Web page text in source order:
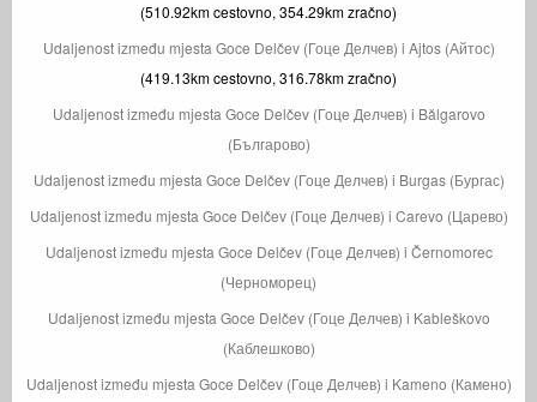
(510.92km cestovno, 354.29km zračno)
Udaljenost između mjesta Goce Delčev (Гоце Делчев) i Ajtos (Айтос)
(419.13km cestovno, 316.78km zračno)
Udaljenost između mjesta Goce Delčev (Гоце Делчев) i Bălgarovo
(Българово)
Udaljenost između mjesta Goce Delčev (Гоце Делчев) i Burgas (Бургас)
Udaljenost između mjesta Goce Delčev (Гоце Делчев) i Carevo (Царево)
Udaljenost između mjesta Goce Delčev (Гоце Делчев) i Černomorec
(Черноморец)
Udaljenost između mjesta Goce Delčev (Гоце Делчев) i Kableškovo
(Каблешково)
Udaljenost između mjesta Goce Delčev (Гоце Делчев) i Kameno (Камено)